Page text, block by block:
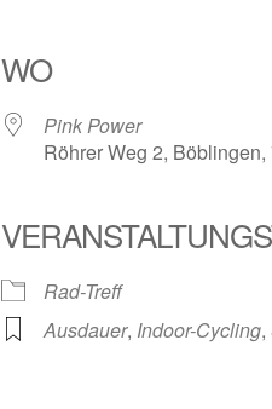
WO
Pink Power
Röhrer Weg 2,
Rad-Treff
Ausdauer, Indoor-Cycling,